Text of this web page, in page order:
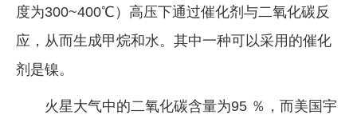
度为300~400℃）高压下通过催化剂与二氧化碳反
应，从而生成甲烷和水。其中一种可以采用的催化
剂是镍。
火星大气中的二氧化碳含量为95 ％，而美国宇